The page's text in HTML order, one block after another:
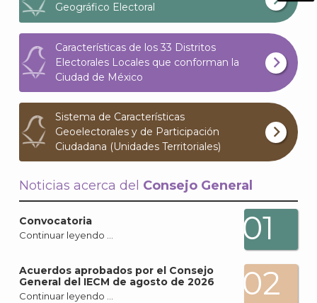
Geográfico Electoral
Características de los 33 Distritos
Electorales Locales que conforman la
Ciudad de México
Sistema de Características
Geoelectorales y de Participación
Ciudadana (Unidades Territoriales)
Noticias acerca del Consejo General
Convocatoria
Continuar leyendo … 01
Acuerdos aprobados por el Consejo
General del IECM de agosto de 2026
Continuar leyendo … 02